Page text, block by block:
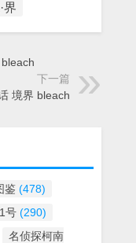
界
下一篇
境界 bleach
鉴 (478)
号 (290)
名侦探柯南